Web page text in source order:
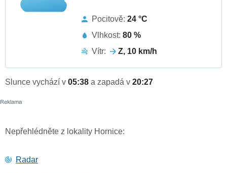
Pocitově: 24 °C
Vlhkost: 80 %
Vítr:
Z, 10 km/h
Slunce vychází v 05:38 a zapadá v 20:27
Nepřehlédněte z lokality Hornice:
Radar